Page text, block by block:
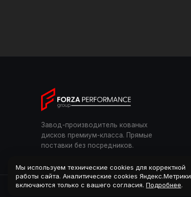
Завод-производитель кованых
дисков премиум-класса. Прямые
поставки без посредников.
Мы используем технические cookies для корректной
работы сайта. Аналитические cookies Яндекс.Метрики
включаются только с вашего согласия. Подробнее.